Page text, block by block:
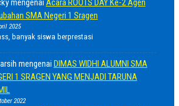
mengenai Acara ROOTS DAY Ke-2 Agen
SMA Negeri 1 Sragen
2025
banyak siswa berprestasi
mengenai DIMAS WIDHI ALUMNI SMA
1 SRAGEN YANG MENJADI TARUNA
2022